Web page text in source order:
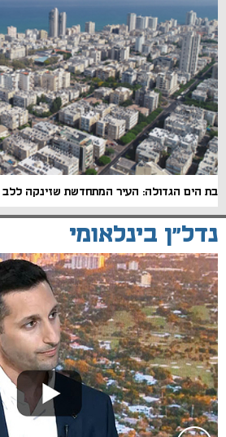
בת הים הגדולה: העיר המתחדשת שזינקה ללב
נדל"ן בינלאומי